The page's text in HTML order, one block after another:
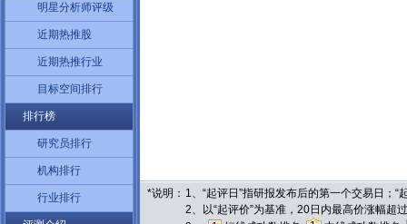
明星分析师评级
近期热推股
近期热推行业
目标空间排行
排行榜
研究员排行
机构排行
行业排行 *说明： 1、“起评日”指研报发布后的第一个交易日；
2、以“起评价”为基准，20日内最高价涨幅